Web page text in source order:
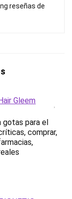
reseñas de
gotas para el
comprar,